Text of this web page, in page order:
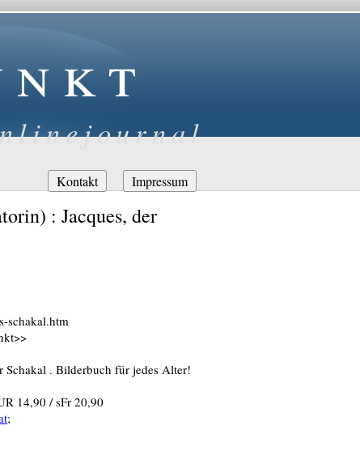
Navigation
überspringen
Kontakt Impressum
: Jacques, der
schakal.htm
Schakal . Bilderbuch für jedes Alter!
14,90 / sFr 20,90
;